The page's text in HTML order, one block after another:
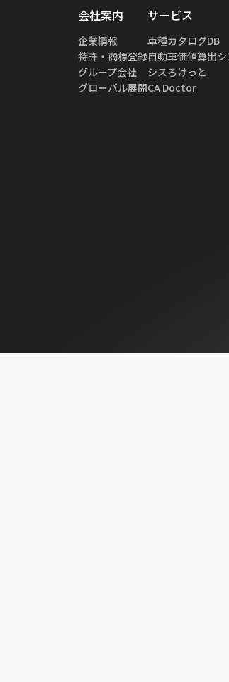
会社案内
企業情報
特許・商標登録
グループ会社
グローバル展開
サービス
車種カタログDB
自動車価値算出
シスろけっと
CA Doctor